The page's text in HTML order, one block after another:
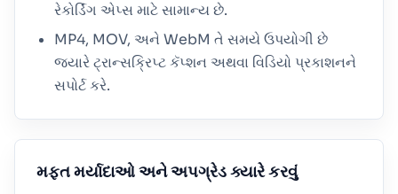
રેકોર્ડિંગ એપ્સ માટે સામાન્ય છે.
MP4, MOV, અને WebM તે સમયે ઉપયોગી છે
જ્યારે ટ્રાન્સક્રિપ્ટ કૅપ્શન અથવા વિડિયો પ્રકાશનને
સપોર્ટ કરે.
મફત મર્યાદાઓ અને અપગ્રેડ ક્યારે કરવું